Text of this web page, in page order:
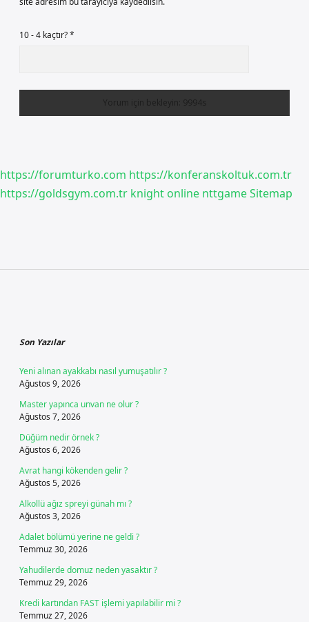
10 - 4 kaçtır?*
https://forumturko.com https://konferanskoltuk.com.tr
https://goldsgym.com.tr knight online nttgameSitemap
Son Yazılar
Yeni alınan ayakkabı nasıl yumuşatılır ?
Ağustos 9, 2026
Master yapınca unvan ne olur ?
Ağustos 7, 2026
Düğüm nedir örnek ?
Ağustos 6, 2026
Avrat hangi kökenden gelir ?
Ağustos 5, 2026
Alkollü ağız spreyi günah mı ?
Ağustos 3, 2026
Adalet bölümü yerine ne geldi ?
Temmuz 30, 2026
Yahudilerde domuz neden yasaktır ?
Temmuz 29, 2026
Kredi kartından FAST işlemi yapılabilir mi ?
Temmuz 27, 2026